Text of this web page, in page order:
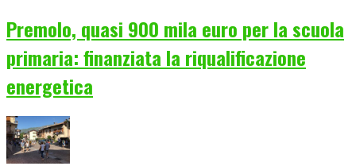
Premolo, quasi 900 mila euro per la scuola
primaria: finanziata la riqualificazione
energetica